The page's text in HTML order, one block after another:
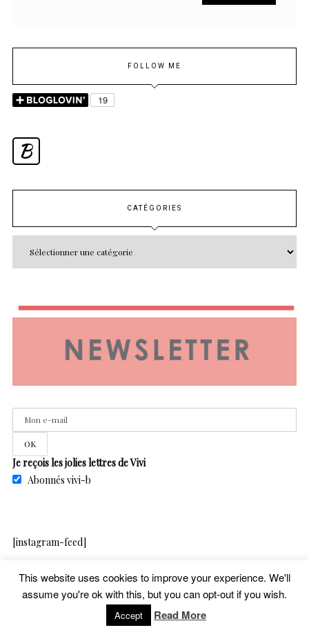
FOLLOW ME
B
CATÉGORIES
Je reçois les jolies lettres de Vivi
Abonnés vivi-b
[instagram-feed]
copyright – vivib – 2020
This website uses cookies to improve your experience. We'll
assume you're ok with this, but you can opt-out if you wish.
Accept Read More